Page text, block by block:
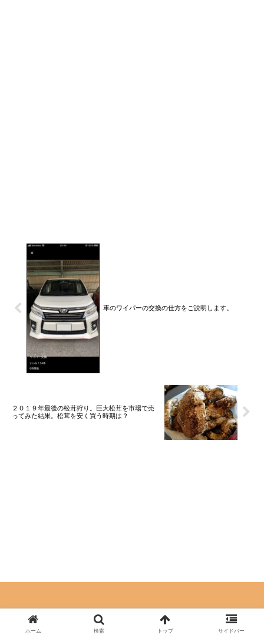
車のワイパーの交換の仕方をご説明します。
２０１９年最後の松茸狩り。巨大松茸を市場で売
ってみた結果。松茸を安く買う時期は？
© 2019 ためすブログ.
ホーム 検索 トップ サイドバー